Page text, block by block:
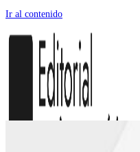
Ir al contenido